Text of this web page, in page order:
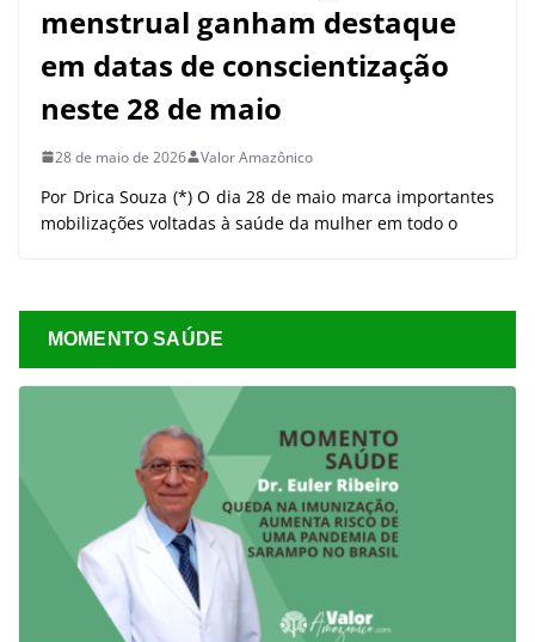
menstrual ganham destaque
em datas de conscientização
neste 28 de maio
28 de maio de 2026 Valor Amazônico
Por Drica Souza (*) O dia 28 de maio marca importantes
mobilizações voltadas à saúde da mulher em todo o
MOMENTO SAÚDE